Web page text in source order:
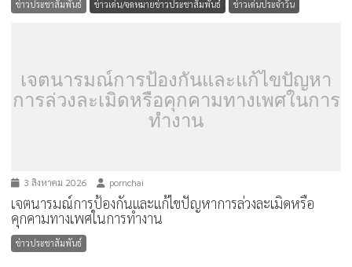
ข่าวประชาสัมพันธ์ ข่าวเด่น/จดหมายข่าวประชาสัมพันธ์ ข่าวเด่นประจำวัน
เจตนารมณ์การป้องกันและแก้ไขปัญหา
การล่วงละเมิดหรือคุกคามทางเพศในการ
ทำงาน
3 สิงหาคม 2026 pornchai
เจตนารมณ์การป้องกันและแก้ไขปัญหาการล่วงละเมิดหรือ
คุกคามทางเพศในการทำงาน
ข่าวประชาสัมพันธ์